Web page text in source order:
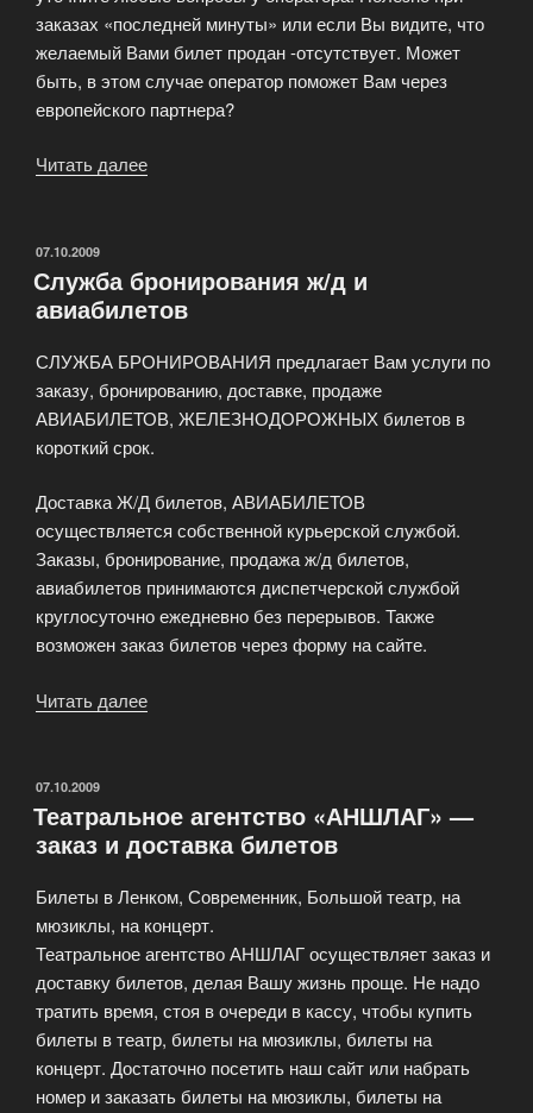
заказах «последней минуты» или если Вы видите, что
желаемый Вами билет продан -отсутствует. Может
быть, в этом случае оператор поможет Вам через
европейского партнера?
Читать далее
концерты»
ОПУБЛИКОВАНО
07.10.2009
Служба бронирования ж/д и
авиабилетов
СЛУЖБА БРОНИРОВАНИЯ предлагает Вам услуги по
заказу, бронированию, доставке, продаже
АВИАБИЛЕТОВ, ЖЕЛЕЗНОДОРОЖНЫХ билетов в
короткий срок.
Доставка Ж/Д билетов, АВИАБИЛЕТОВ
осуществляется собственной курьерской службой.
Заказы, бронирование, продажа ж/д билетов,
авиабилетов принимаются диспетчерской службой
круглосуточно ежедневно без перерывов. Также
возможен заказ билетов через форму на сайте.
Читать далее
и
авиабилетов»
ОПУБЛИКОВАНО
07.10.2009
Театральное агентство «АНШЛАГ» —
заказ и доставка билетов
Билеты в Ленком, Современник, Большой театр, на
мюзиклы, на концерт.
Театральное агентство АНШЛАГ осуществляет заказ и
доставку билетов, делая Вашу жизнь проще. Не надо
тратить время, стоя в очереди в кассу, чтобы купить
билеты в театр, билеты на мюзиклы, билеты на
концерт. Достаточно посетить наш сайт или набрать
номер и заказать билеты на мюзиклы, билеты на